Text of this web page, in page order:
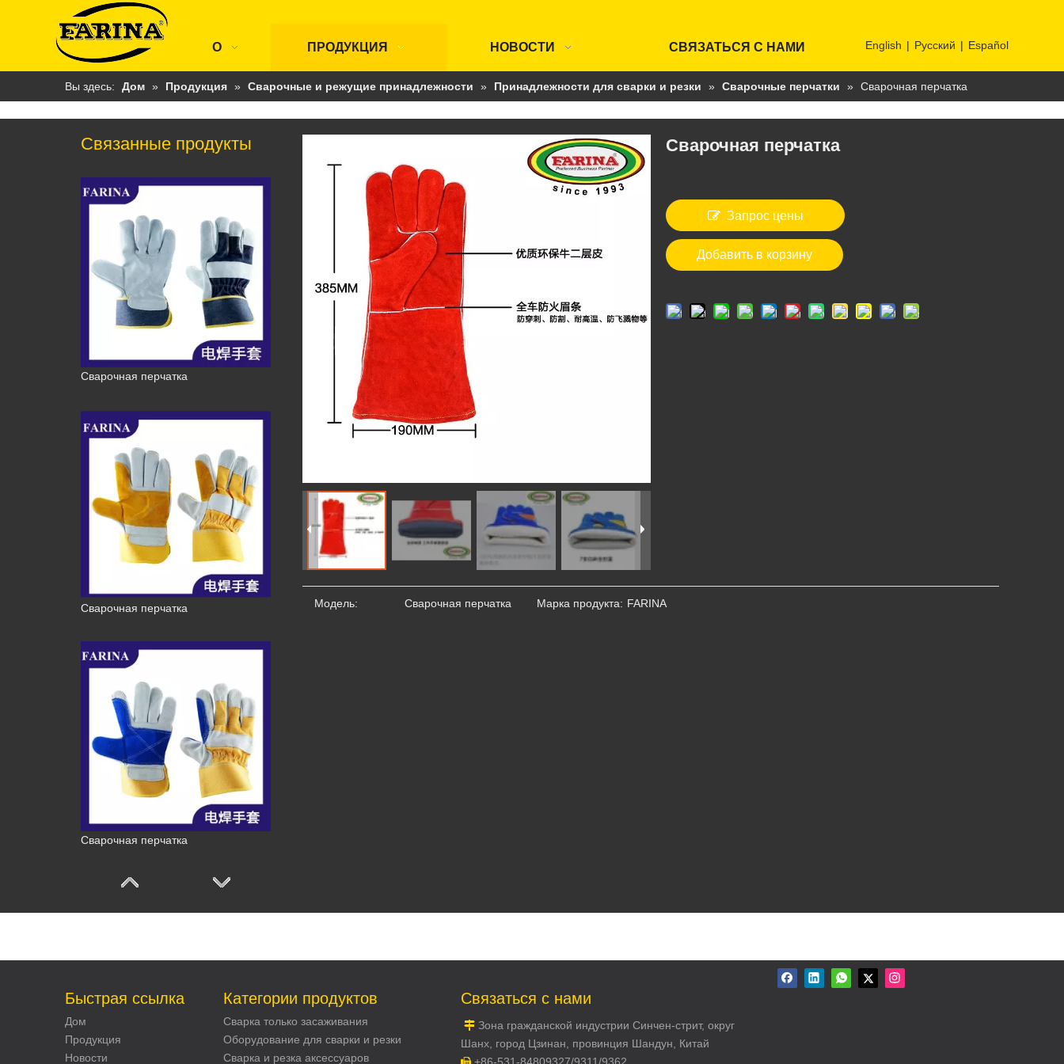
О ПРОДУКЦИЯ НОВОСТИ СВЯЗАТЬСЯ С НАМИ English | Pусский | Español
Вы здесь: Дом » Продукция » Сварочные и режущие принадлежности » Принадлежности для сварки и резки » Сварочные перчатки » Сварочная перчатка
Связанные продукты
Сварочная перчатка
Сварочная перчатка
Сварочная перчатка
Сварочная перчатка
Сварочная перчатка
Запрос цены
Добавить в корзину
Модель: Сварочная перчатка Марка продукта: FARINA
Быстрая ссылка
Дом
Продукция
Новости
Категории продуктов
Сварка только засаживания
Оборудование для сварки и резки
Сварка и резка аксессуаров
Связаться с нами
 Зона гражданской индустрии Синчен-стрит, округ
Шанх, город Цзинан, провинция Шандун, Китай